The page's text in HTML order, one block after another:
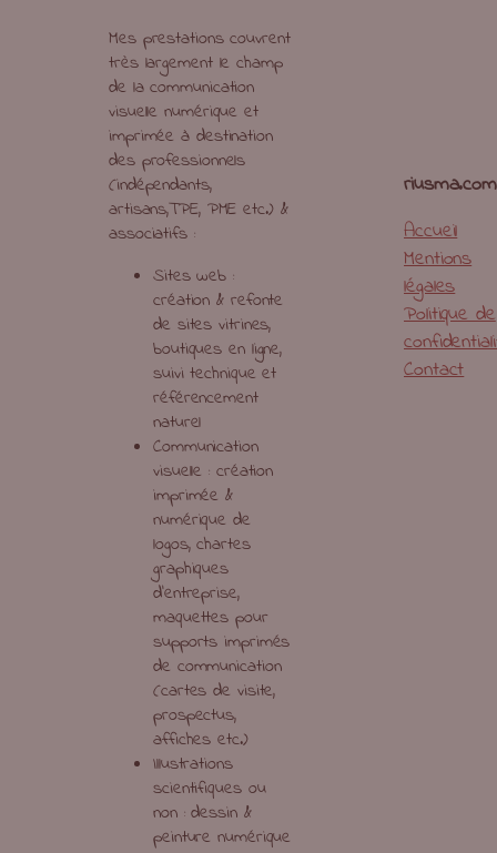
Mes prestations couvrent
très largement le champ
de la communication
visuelle numérique et
imprimée à destination
des professionnels
(indépendants,
artisans,TPE, PME etc.) &
associatifs :
Sites web :
création & refonte
de sites vitrines,
boutiques en ligne,
suivi technique et
référencement
naturel
Communication
visuelle : création
imprimée &
numérique de
logos, chartes
graphiques
d’entreprise,
maquettes pour
supports imprimés
de communication
(cartes de visite,
prospectus,
affiches etc.)
Illustrations
scientifiques ou
non : dessin &
peinture numérique
riusma.com
Accueil
Mentions
légales
Politique de
Contact